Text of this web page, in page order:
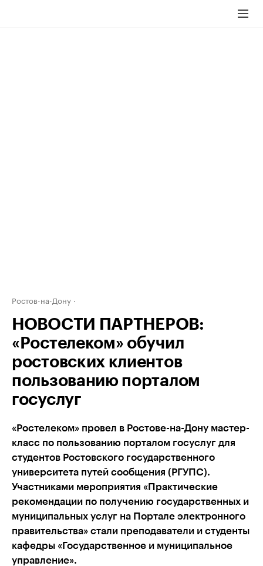
Ростов-на-Дону
НОВОСТИ ПАРТНЕРОВ:
«Ростелеком» обучил
ростовских клиентов
пользованию порталом
госуслуг
«Ростелеком» провел в Ростове-на-Дону мастер-
класс по пользованию порталом госуслуг для
студентов Ростовского государственного
университета путей сообщения (РГУПС).
Участниками мероприятия «Практические
рекомендации по получению государственных и
муниципальных услуг на Портале электронного
правительства» стали преподаватели и студенты
кафедры «Государственное и муниципальное
управление».